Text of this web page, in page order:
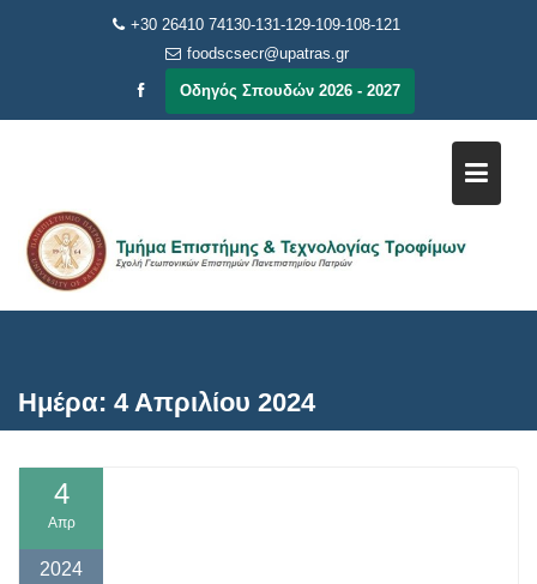
+30 26410 74130-131-129-109-108-121
foodscsecr@upatras.gr
Οδηγός Σπουδών 2026 - 2027
Ημέρα: 4 Απριλίου 2024
4
Απρ
2024